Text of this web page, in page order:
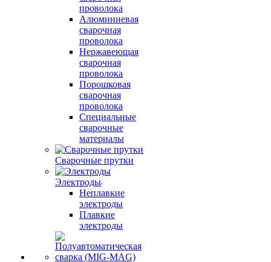
проволока
Алюминиевая
сварочная
проволока
Нержавеющая
сварочная
проволока
Порошковая
сварочная
проволока
Специальные
сварочные
материалы
Сварочные прутки
Электроды
Неплавкие
электроды
Плавкие
электроды